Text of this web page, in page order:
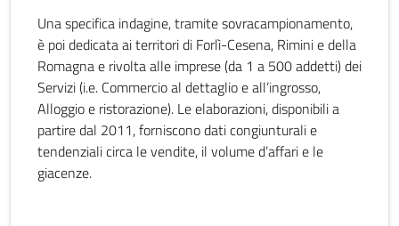
Una specifica indagine, tramite sovracampionamento,
è poi dedicata ai territori di Forlì-Cesena, Rimini e della
Romagna e rivolta alle imprese (da 1 a 500 addetti) dei
Servizi (i.e. Commercio al dettaglio e all’ingrosso,
Alloggio e ristorazione). Le elaborazioni, disponibili a
partire dal 2011, forniscono dati congiunturali e
tendenziali circa le vendite, il volume d’affari e le
giacenze.